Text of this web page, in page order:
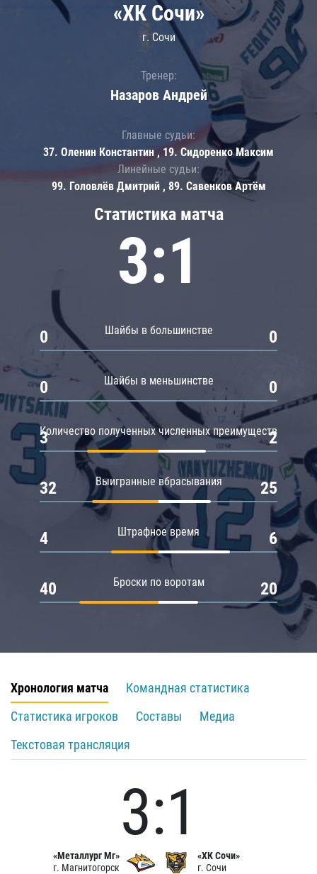
Статистика матча
3:1
Шайбы в большинстве
0 0
Шайбы в меньшинстве
0 0
Количество полученных численных преимуществ
3 2
Выигранные вбрасывания
32 25
Штрафное время
4 6
Броски по воротам
40 20
«ХК Сочи»
г. Сочи
Тренер:
Назаров Андрей
Главные судьи:
37. Оленин Константин , 19. Сидоренко Максим
Линейные судьи:
99. Головлёв Дмитрий , 89. Савенков Артём
Хронология матча
Командная статистика
Статистика игроков
Составы
Медиа
Текстовая трансляция
«Металлург Мг»
г. Магнитогорск
3:1
«ХК Сочи»
г. Сочи